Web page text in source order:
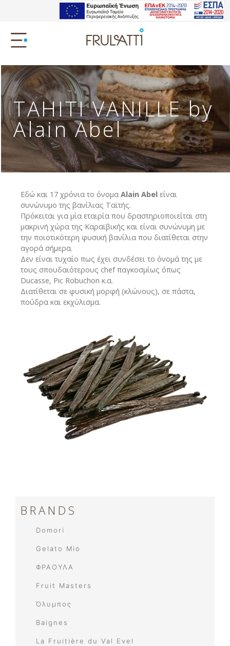
TAHITI VANILLE by
Alain Abel
Εδώ και 17 χρόνια το όνομα Alain Abel είναι
συνώνυμο της βανίλιας Ταϊτής.
Πρόκειται για μία εταιρία που δραστηριοποιείται στη
μακρινή χώρα της Καραϊβικής και είναι συνώνυμη με
την ποιοτικότερη φυσική βανίλια που διατίθεται στην
αγορά σήμερα.
Δεν είναι τυχαίο πως έχει συνδέσει το όνομά της με
τους σπουδαιότερους chef παγκοσμίως όπως
Ducasse, Pic Robuchon κ.α.
Διατίθεται σε φυσική μορφή (κλώνους), σε πάστα,
πούδρα και εκχύλισμα.
BRANDS
Domori
Gelato Mio
ΦΡΑΟΥΛΑ
Fruit Masters​
Όλυμπος
Baignes
La Fruitière du Val Evel